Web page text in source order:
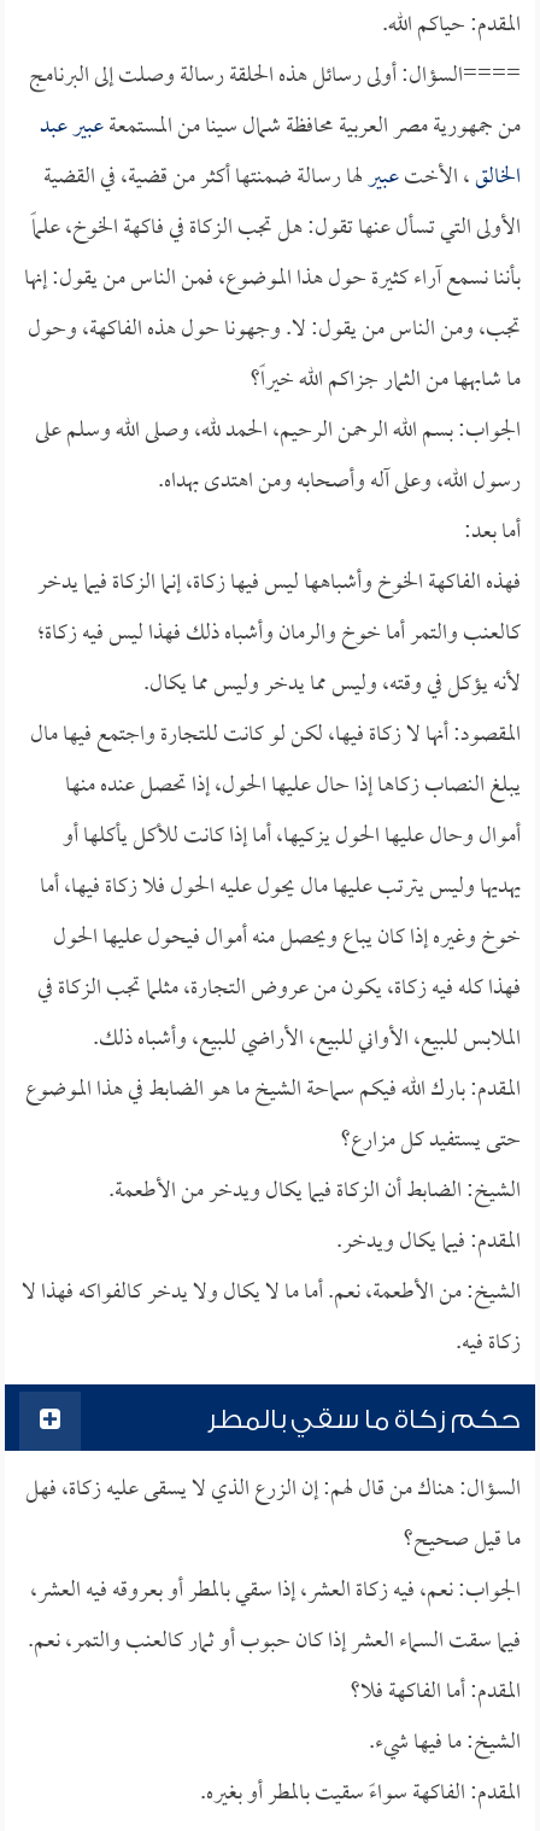
المقدم: حياكم الله.
====السؤال: أولى رسائل هذه الحلقة رسالة وصلت إلى البرنامج
من جمهورية مصر العربية محافظة شمال سينا من المستمعةعبير عبد
الخالق، الأختعبيرلها رسالة ضمنتها أكثر من قضية، في القضية
الأولى التي تسأل عنها تقول: هل تجب الزكاة في فاكهة الخوخ، علماً
بأننا نسمع آراء كثيرة حول هذا الموضوع، فمن الناس من يقول: إنها
تجب، ومن الناس من يقول: لا. وجهونا حول هذه الفاكهة، وحول
ما شابهها من الثمار جزاكم الله خيراً؟
الجواب: بسم الله الرحمن الرحيم، الحمد لله، وصلى الله وسلم على
رسول الله، وعلى آله وأصحابه ومن اهتدى بهداه.
أما بعد:
فهذه الفاكهة الخوخ وأشباهها ليس فيها زكاة، إنما الزكاة فيما يدخر
كالعنب والتمر أما خوخ والرمان وأشباه ذلك فهذا ليس فيه زكاة؛
لأنه يؤكل في وقته، وليس مما يدخر وليس مما يكال.
المقصود: أنها لا زكاة فيها، لكن لو كانت للتجارة واجتمع فيها مال
يبلغ النصاب زكاها إذا حال عليها الحول، إذا تحصل عنده منها
أموال وحال عليها الحول يزكيها، أما إذا كانت للأكل يأكلها أو
يهديها وليس يترتب عليها مال يحول عليه الحول فلا زكاة فيها، أما
خوخ وغيره إذا كان يباع ويحصل منه أموال فيحول عليها الحول
فهذا كله فيه زكاة، يكون من عروض التجارة، مثلما تجب الزكاة في
الملابس للبيع، الأواني للبيع، الأراضي للبيع، وأشباه ذلك.
المقدم: بارك الله فيكم سماحة الشيخ ما هو الضابط في هذا الموضوع
حتى يستفيد كل مزارع؟
الشيخ: الضابط أن الزكاة فيما يكال ويدخر من الأطعمة.
المقدم: فيما يكال ويدخر.
الشيخ: من الأطعمة، نعم. أما ما لا يكال ولا يدخر كالفواكه فهذا لا
زكاة فيه.
حكم زكاة ما سقي بالمطر
السؤال: هناك من قال لهم: إن الزرع الذي لا يسقى عليه زكاة، فهل
ما قيل صحيح؟
الجواب: نعم، فيه زكاة العشر، إذا سقي بالمطر أو بعروقه فيه العشر،
فيما سقت السماء العشر إذا كان حبوب أو ثمار كالعنب والتمر، نعم.
المقدم: أما الفاكهة فلا؟
الشيخ: ما فيها شيء.
المقدم: الفاكهة سواءً سقيت بالمطر أو بغيره.